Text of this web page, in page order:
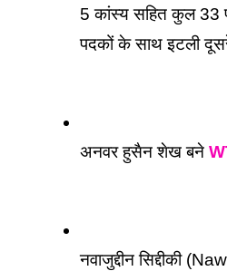
5 कांस्य सहित कुल 33
पदकों के साथ इटली
अनवर हुसैन शेख बने
नवाजुद्दीन सिद्दीकी